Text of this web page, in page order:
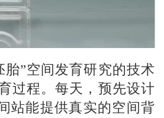
”空间发育研究的技术
过程。每天，预先设计
站能提供真实的空间背